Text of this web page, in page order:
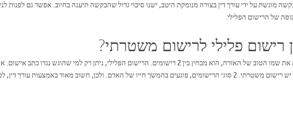
מוגשת על ידי עורך דין בצורה מנומקת היטב, ישנו סיכוי גדול שהבקשה תיענה בחיוב. אפשר גם לפנות
של הרישום הפלילי.
רישום פלילי לרישום משטרתי?
כאשר עורך דין פלילי בא לנקות את שמו הטוב של האזרח, הוא מבחין בין 2 רישומים. הרישום הפלילי, ניתן רק למי שהוגש נגדו כתב
לכל מי שזומן אי פעם לחקירה, יש רישום משטרתי. 2 סוגי הרישומים, פוגעים בהמשך חייו של האדם. ולכן, חשוב מאוד באמצעות עורך